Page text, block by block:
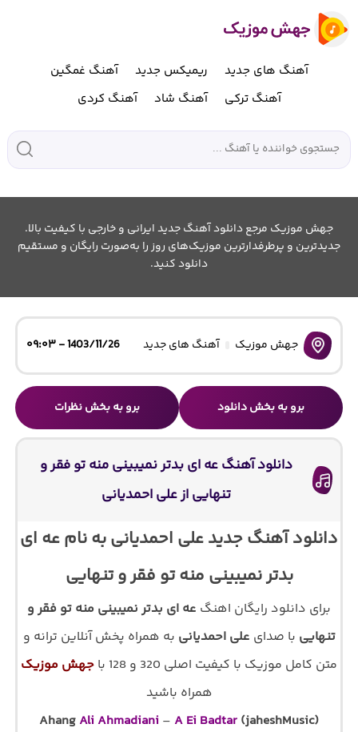
آهنگ های جدید ریمیکس جدید
آهنگ غمگین
آهنگ ترکی
آهنگ شاد آهنگ کردی
جهش موزیک مرجع دانلود آهنگ جدید ایرانی و خارجی با کیفیت بالا.
جدیدترین و پرطرفدارترین موزیک‌های روز را به‌صورت رایگان و مستقیم
دانلود کنید.
جهش موزیک آهنگ های جدید 1403/11/26 - ۰۹:۰۳
برو به بخش دانلود برو به بخش نظرات
دانلود آهنگ عه ای بدتر نمیبینی منه تو فقر و
تنهایی از علی احمدیانی
دانلود آهنگ جدید علی احمدیانی به نام عه ای
بدتر نمیبینی منه تو فقر و تنهایی
برای دانلود رایگان اهنگ عه ای بدتر نمیبینی منه تو فقر و
تنهایی با صدای علی احمدیانی به همراه پخش آنلاین ترانه و
متن کامل موزیک با کیفیت اصلی 320 و 128 با
جهش موزیک
همراه باشید
Ahang Ali Ahmadiani – A Ei Badtar (jaheshMusic)